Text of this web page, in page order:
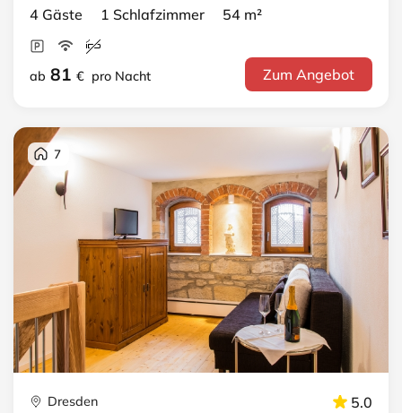
4 Gäste 1 Schlafzimmer 54 m²
ab 81 € pro Nacht Zum Angebot
7
Dresden 5.0